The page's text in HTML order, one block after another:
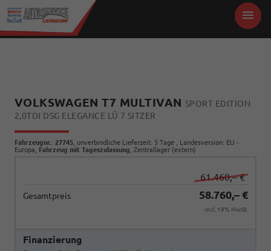
VOLKSWAGEN T7 MULTIVAN SPORT EDITION
2,0TDI DSG ELEGANCE LÜ 7 SITZER
Fahrzeugnr.: 27745 , unverbindliche Lieferzeit: 5 Tage , Landesversion: EU -
Europa, Fahrzeug mit Tageszulassung , Zentrallager (extern)
61.460,– €
Gesamtpreis 58.760,– €
incl. 19% MwSt.
Finanzierung